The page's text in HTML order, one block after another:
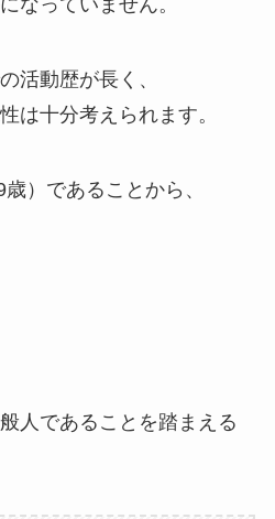
なっていません。
活動歴が長く、
は十分考えられます。
）であることから、
人であることを踏まえる